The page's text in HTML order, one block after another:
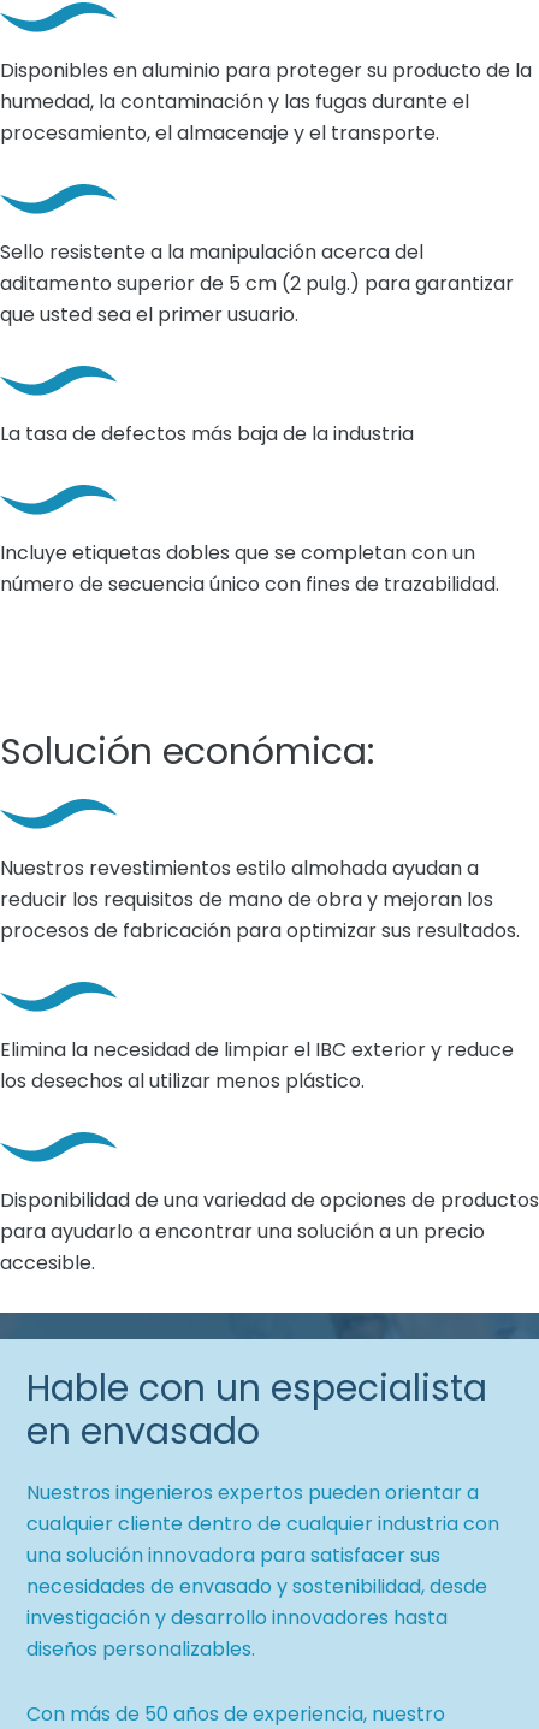
Disponibles en aluminio para proteger su producto de la
humedad, la contaminación y las fugas durante el
procesamiento, el almacenaje y el transporte.
Sello resistente a la manipulación acerca del
aditamento superior de 5 cm (2 pulg.) para garantizar
que usted sea el primer usuario.
La tasa de defectos más baja de la industria
Incluye etiquetas dobles que se completan con un
número de secuencia único con fines de trazabilidad.
Solución económica:
Nuestros revestimientos estilo almohada ayudan a
reducir los requisitos de mano de obra y mejoran los
procesos de fabricación para optimizar sus resultados.
Elimina la necesidad de limpiar el IBC exterior y reduce
los desechos al utilizar menos plástico.
Disponibilidad de una variedad de opciones de productos
para ayudarlo a encontrar una solución a un precio
accesible.
Hable con un especialista
en envasado
Nuestros ingenieros expertos pueden orientar a
cualquier cliente dentro de cualquier industria con
una solución innovadora para satisfacer sus
necesidades de envasado y sostenibilidad, desde
investigación y desarrollo innovadores hasta
diseños personalizables.
Con más de 50 años de experiencia, nuestro